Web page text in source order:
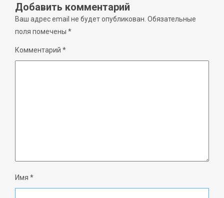
Добавить комментарий
Ваш адрес email не будет опубликован. Обязательные
поля помечены *
Комментарий *
Имя *